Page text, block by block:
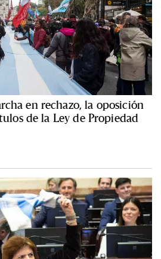
en rechazo, la oposición
de la Ley de Propiedad